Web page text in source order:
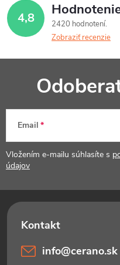
4,8
2420 hodnotení
Zobraziť recenzie
p
ä
i
e
Email
Vložením e-mailu súhlasíte s
údajov
info@cerano.sk